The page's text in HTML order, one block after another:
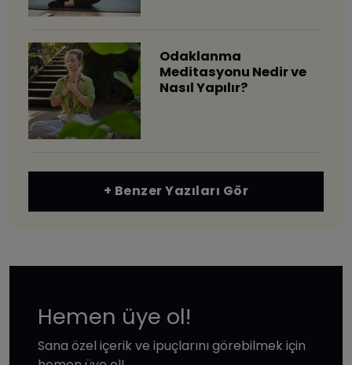
Odaklanma
Meditasyonu Nedir ve
Nasıl Yapılır?
+ Benzer Yazıları Gör
Hemen üye ol!
Sana özel içerik ve ipuçlarını görebilmek için